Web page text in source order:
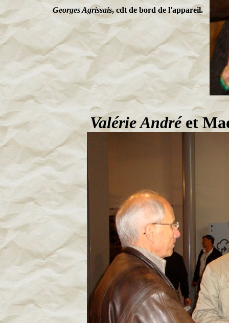
Georges Agrissais, cdt de bord de l'appareil.
Valérie Andréet